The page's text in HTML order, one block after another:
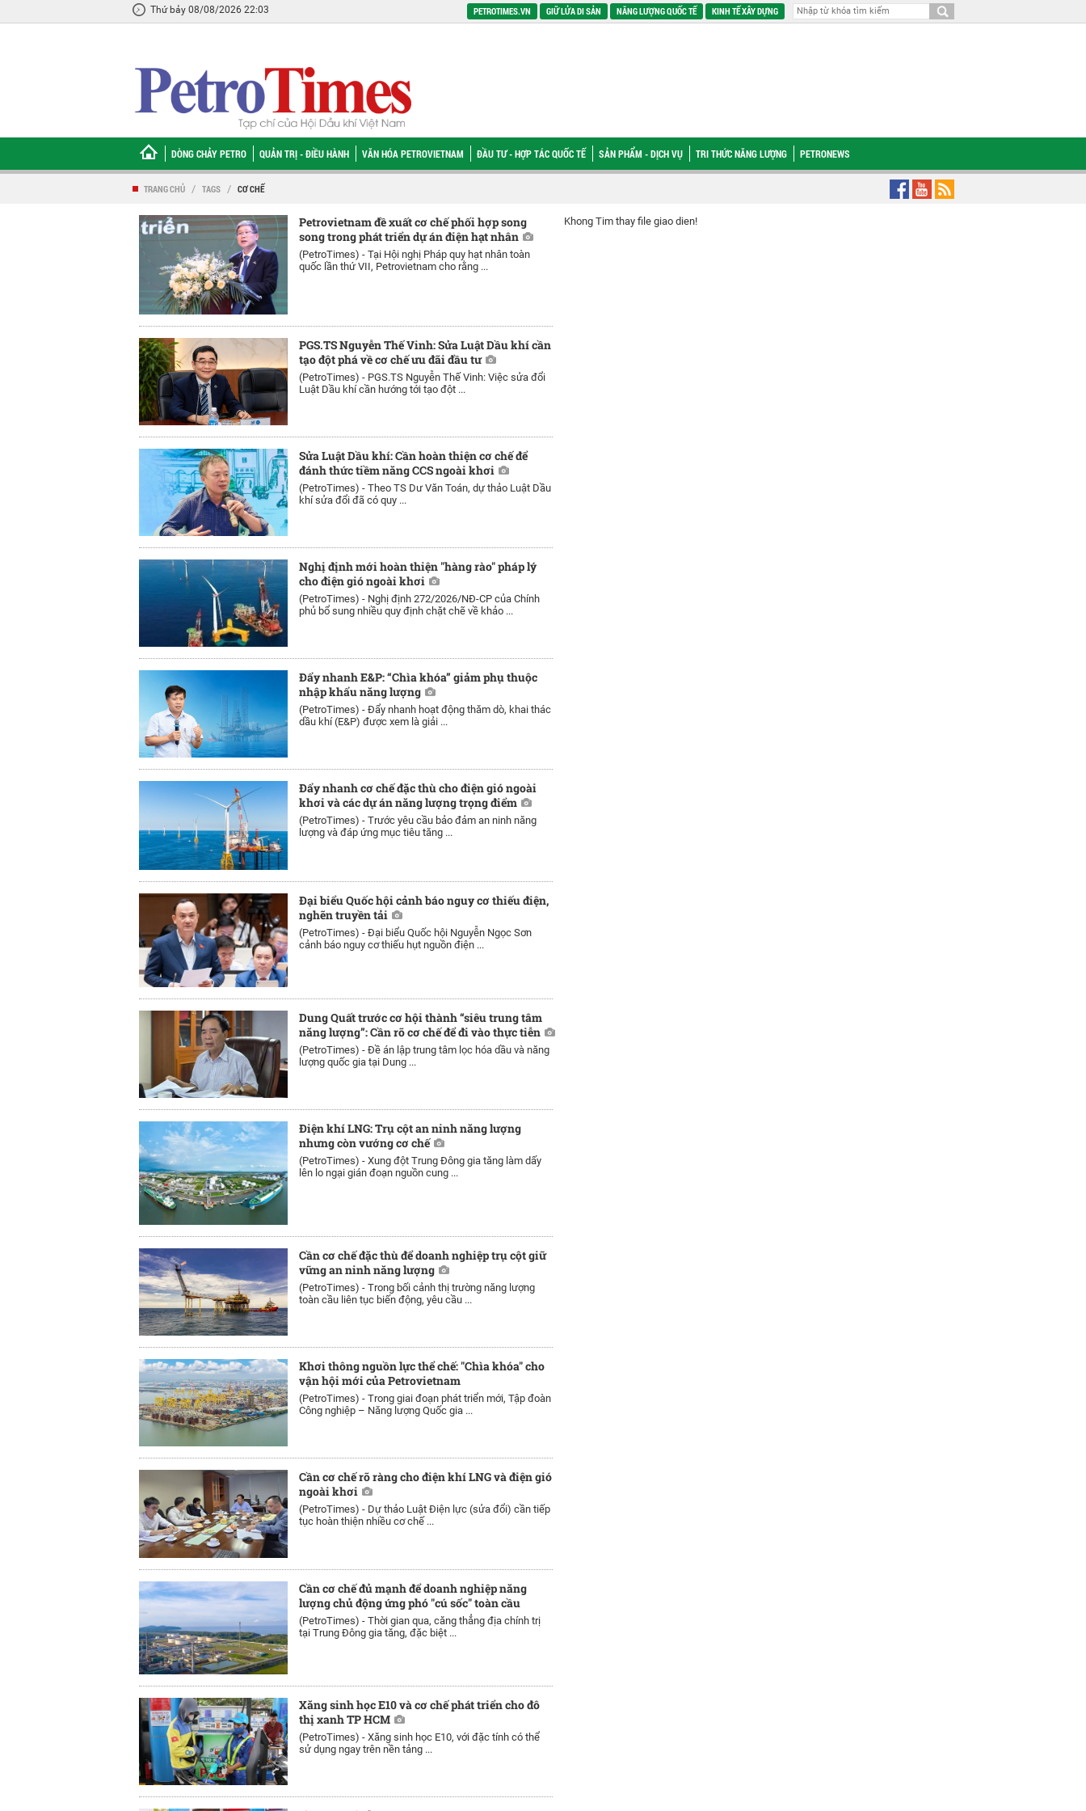
Thứ bảy 08/08/2026 22:03 PETROTIMES.VN GIỮ LỬA DI SẢN NĂNG LƯỢNG QUỐC TẾ KINH TẾ XÂY DỰNG
DÒNG CHẢY PETRO QUẢN TRỊ - ĐIỀU HÀNH VĂN HÓA PETROVIETNAM ĐẦU TƯ - HỢP TÁC QUỐC TẾ SẢN PHẨM - DỊCH VỤ TRI THỨC NĂNG LƯỢNG PETRONEWS
TRANG CHỦ / TAGS / CƠ CHẾ
Petrovietnam đề xuất cơ chế phối hợp song
song trong phát triển dự án điện hạt nhân
(PetroTimes) - Tại Hội nghị Pháp quy hạt nhân toàn
quốc lần thứ VII, Petrovietnam cho rằng ...
PGS.TS Nguyễn Thế Vinh: Sửa Luật Dầu khí cần
tạo đột phá về cơ chế ưu đãi đầu tư
(PetroTimes) - PGS.TS Nguyễn Thế Vinh: Việc sửa đổi
Luật Dầu khí cần hướng tới tạo đột ...
Sửa Luật Dầu khí: Cần hoàn thiện cơ chế để
đánh thức tiềm năng CCS ngoài khơi
(PetroTimes) - Theo TS Dư Văn Toán, dự thảo Luật Dầu
khí sửa đổi đã có quy ...
Nghị định mới hoàn thiện "hàng rào" pháp lý
cho điện gió ngoài khơi
(PetroTimes) - Nghị định 272/2026/NĐ-CP của Chính
phủ bổ sung nhiều quy định chặt chẽ về khảo ...
Đẩy nhanh E&P: “Chìa khóa” giảm phụ thuộc
nhập khẩu năng lượng
(PetroTimes) - Đẩy nhanh hoạt động thăm dò, khai thác
dầu khí (E&P) được xem là giải ...
Đẩy nhanh cơ chế đặc thù cho điện gió ngoài
khơi và các dự án năng lượng trọng điểm
(PetroTimes) - Trước yêu cầu bảo đảm an ninh năng
lượng và đáp ứng mục tiêu tăng ...
Đại biểu Quốc hội cảnh báo nguy cơ thiếu điện,
nghẽn truyền tải
(PetroTimes) - Đại biểu Quốc hội Nguyễn Ngọc Sơn
cảnh báo nguy cơ thiếu hụt nguồn điện ...
Dung Quất trước cơ hội thành “siêu trung tâm
năng lượng”: Cần rõ cơ chế để đi vào thực tiễn
(PetroTimes) - Đề án lập trung tâm lọc hóa dầu và năng
lượng quốc gia tại Dung ...
Điện khí LNG: Trụ cột an ninh năng lượng
nhưng còn vướng cơ chế
(PetroTimes) - Xung đột Trung Đông gia tăng làm dấy
lên lo ngại gián đoạn nguồn cung ...
Cần cơ chế đặc thù để doanh nghiệp trụ cột giữ
vững an ninh năng lượng
(PetroTimes) - Trong bối cảnh thị trường năng lượng
toàn cầu liên tục biến động, yêu cầu ...
Khơi thông nguồn lực thể chế: "Chìa khóa" cho
vận hội mới của Petrovietnam
(PetroTimes) - Trong giai đoạn phát triển mới, Tập đoàn
Công nghiệp – Năng lượng Quốc gia ...
Cần cơ chế rõ ràng cho điện khí LNG và điện gió
ngoài khơi
(PetroTimes) - Dự thảo Luật Điện lực (sửa đổi) cần tiếp
tục hoàn thiện nhiều cơ chế ...
Cần cơ chế đủ mạnh để doanh nghiệp năng
lượng chủ động ứng phó "cú sốc" toàn cầu
(PetroTimes) - Thời gian qua, căng thẳng địa chính trị
tại Trung Đông gia tăng, đặc biệt ...
Xăng sinh học E10 và cơ chế phát triển cho đô
thị xanh TP HCM
(PetroTimes) - Xăng sinh học E10, với đặc tính có thể
sử dụng ngay trên nền tảng ...
Khong Tim thay file giao dien!